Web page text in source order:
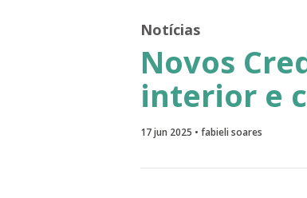
Notícias
Novos
interior e
17 jun 2025 • fabieli soares